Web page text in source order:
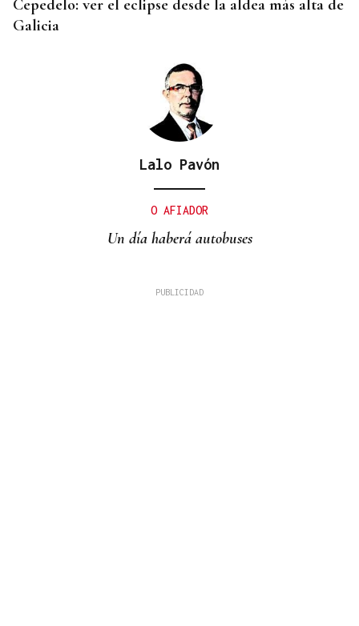
Cepedelo: ver el eclipse desde la aldea más alta de
Galicia
Lalo Pavón
O AFIADOR
Un día haberá autobuses